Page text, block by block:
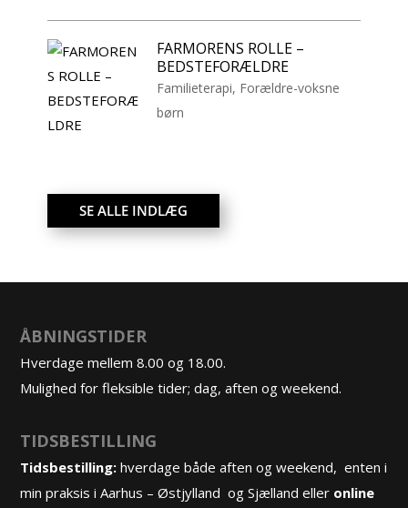
FARMORENS ROLLE –
BEDSTEFORÆLDRE
Familieterapi, Forældre-voksne
børn
SE ALLE INDLÆG
ÅBNINGSTIDER
Hverdage mellem 8.00 og 18.00.
Mulighed for fleksible tider; dag, aften og weekend.
TIDSBESTILLING
Tidsbestilling: hverdage både aften og weekend, enten i
min praksis i Aarhus – Østjylland og Sjælland eller online